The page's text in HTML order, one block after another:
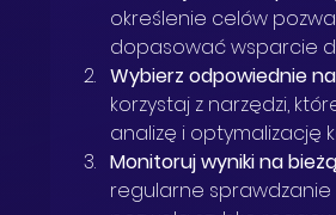
określenie celów
dopasować wsparcie
Wybierz odpowiednie
korzystaj z narzędzi,
analizę i optymalizację
Monitoruj wyniki na
regularne